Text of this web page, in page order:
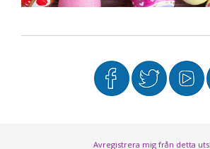
Avregistrera mig från detta